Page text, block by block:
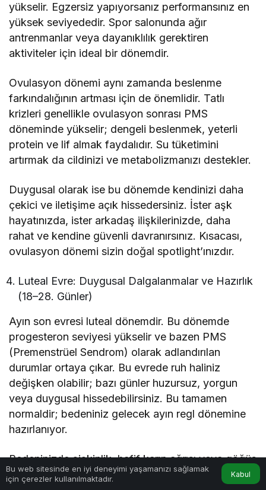
yükselir. Egzersiz yapıyorsanız performansınız en
yüksek seviyededir. Spor salonunda ağır
antrenmanlar veya dayanıklılık gerektiren
aktiviteler için ideal bir dönemdir.
Ovulasyon dönemi aynı zamanda beslenme
farkındalığının artması için de önemlidir. Tatlı
krizleri genellikle ovulasyon sonrası PMS
döneminde yükselir; dengeli beslenmek, yeterli
protein ve lif almak faydalıdır. Su tüketimini
artırmak da cildinizi ve metabolizmanızı destekler.
Duygusal olarak ise bu dönemde kendinizi daha
çekici ve iletişime açık hissedersiniz. İster aşk
hayatınızda, ister arkadaş ilişkilerinizde, daha
rahat ve kendine güvenli davranırsınız. Kısacası,
ovulasyon dönemi sizin doğal spotlight’ınızdır.
Luteal Evre: Duygusal Dalgalanmalar ve Hazırlık
(18–28. Günler)
Ayın son evresi luteal dönemdir. Bu dönemde
progesteron seviyesi yükselir ve bazen PMS
(Premenstrüel Sendrom) olarak adlandırılan
durumlar ortaya çıkar. Bu evrede ruh haliniz
değişken olabilir; bazı günler huzursuz, yorgun
veya duygusal hissedebilirsiniz. Bu tamamen
normaldir; bedeniniz gelecek ayın regl dönemine
hazırlanıyor.
Bedeninizde şişkinlik, hafif karın ağrısı veya göğüs
hassasiyeti olabilir. Duygusal olarak sabrınız
Bu web sitesinde en iyi deneyimi yaşamanızı sağlamak
için çerezler kullanılmaktadır.
Kabul